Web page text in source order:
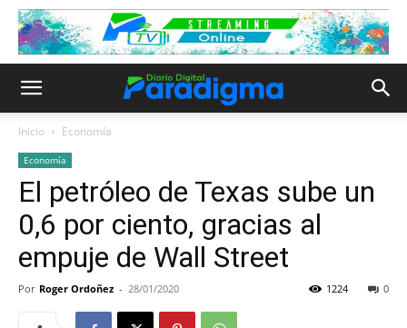
Inicio Economía
Economía
El petróleo de Texas sube un
0,6 por ciento, gracias al
empuje de Wall Street
Por Roger Ordoñez - 28/01/2020 0
1224